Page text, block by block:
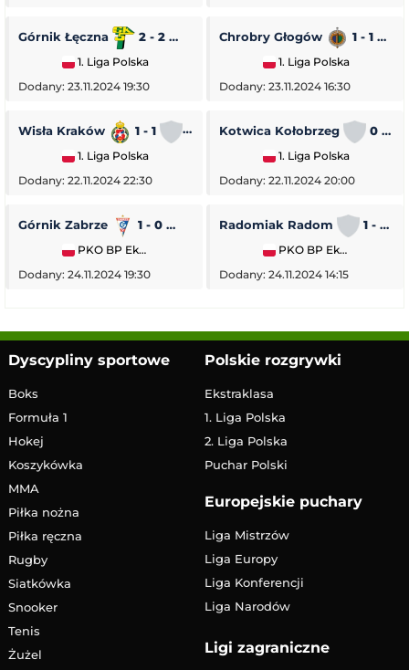
Górnik Łęczna 2 - 2 GKS Tychy
1. Liga Polska
Dodany: 23.11.2024 19:30
Chrobry Głogów 1 - 1
1. Liga Polska
Dodany: 23.11.2024 16:30
Wisła Kraków 1 - 1 Stal Rzeszów
1. Liga Polska
Dodany: 22.11.2024 22:30
Kotwica Kołobrzeg 0 - 5
1. Liga Polska
Dodany: 22.11.2024 20:00
Górnik Zabrze 1 - 0 Piast Gliwice
PKO BP Ekstraklasa
Dodany: 24.11.2024 19:30
Radomiak Radom 1 - 2
PKO BP Ekstraklasa
Dodany: 24.11.2024 14:15
Dyscypliny sportowe
Boks
Formuła 1
Hokej
Koszykówka
MMA
Piłka nożna
Piłka ręczna
Rugby
Siatkówka
Snooker
Tenis
Żużel
Polskie rozgrywki
Ekstraklasa
1. Liga Polska
2. Liga Polska
Puchar Polski
Europejskie puchary
Liga Mistrzów
Liga Europy
Liga Konferencji
Liga Narodów
Ligi zagraniczne